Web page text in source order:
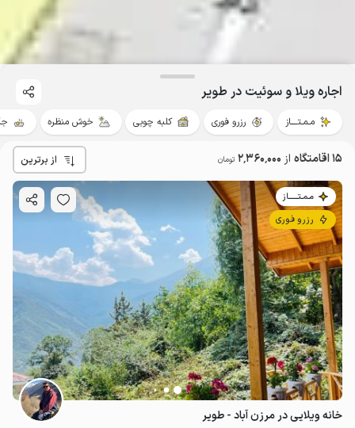
اجاره ویلا و سوئیت در طویر
مـمـتــــاز رزرو فوری کلبه چوبی خوش منظره
15 اقامتگاه از 2٬360٬000 تومان از برترین
مـمـتــــــاز
رزرو فوری
خانه ویلایی در مرزن آباد - طویر